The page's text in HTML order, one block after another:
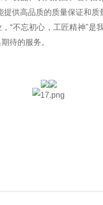
供高品质的质量保证和
“不忘初心，工匠精神"
待的服务。